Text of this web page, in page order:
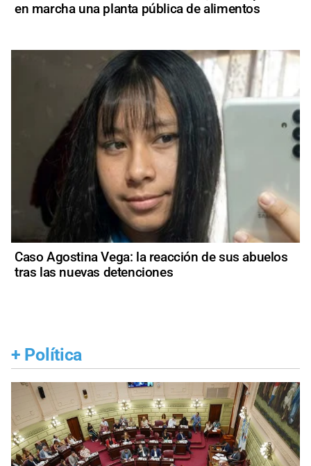
en marcha una planta pública de alimentos
Caso Agostina Vega: la reacción de sus abuelos
tras las nuevas detenciones
+ Política